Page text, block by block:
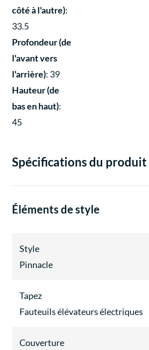
côté à l'autre):
33.5
Profondeur (de
l'avant vers
l'arrière): 39
Hauteur (de
bas en haut):
45
Spécifications du produit
Éléments de style
Style
Pinnacle
Tapez
Fauteuils élévateurs électriques
Couverture